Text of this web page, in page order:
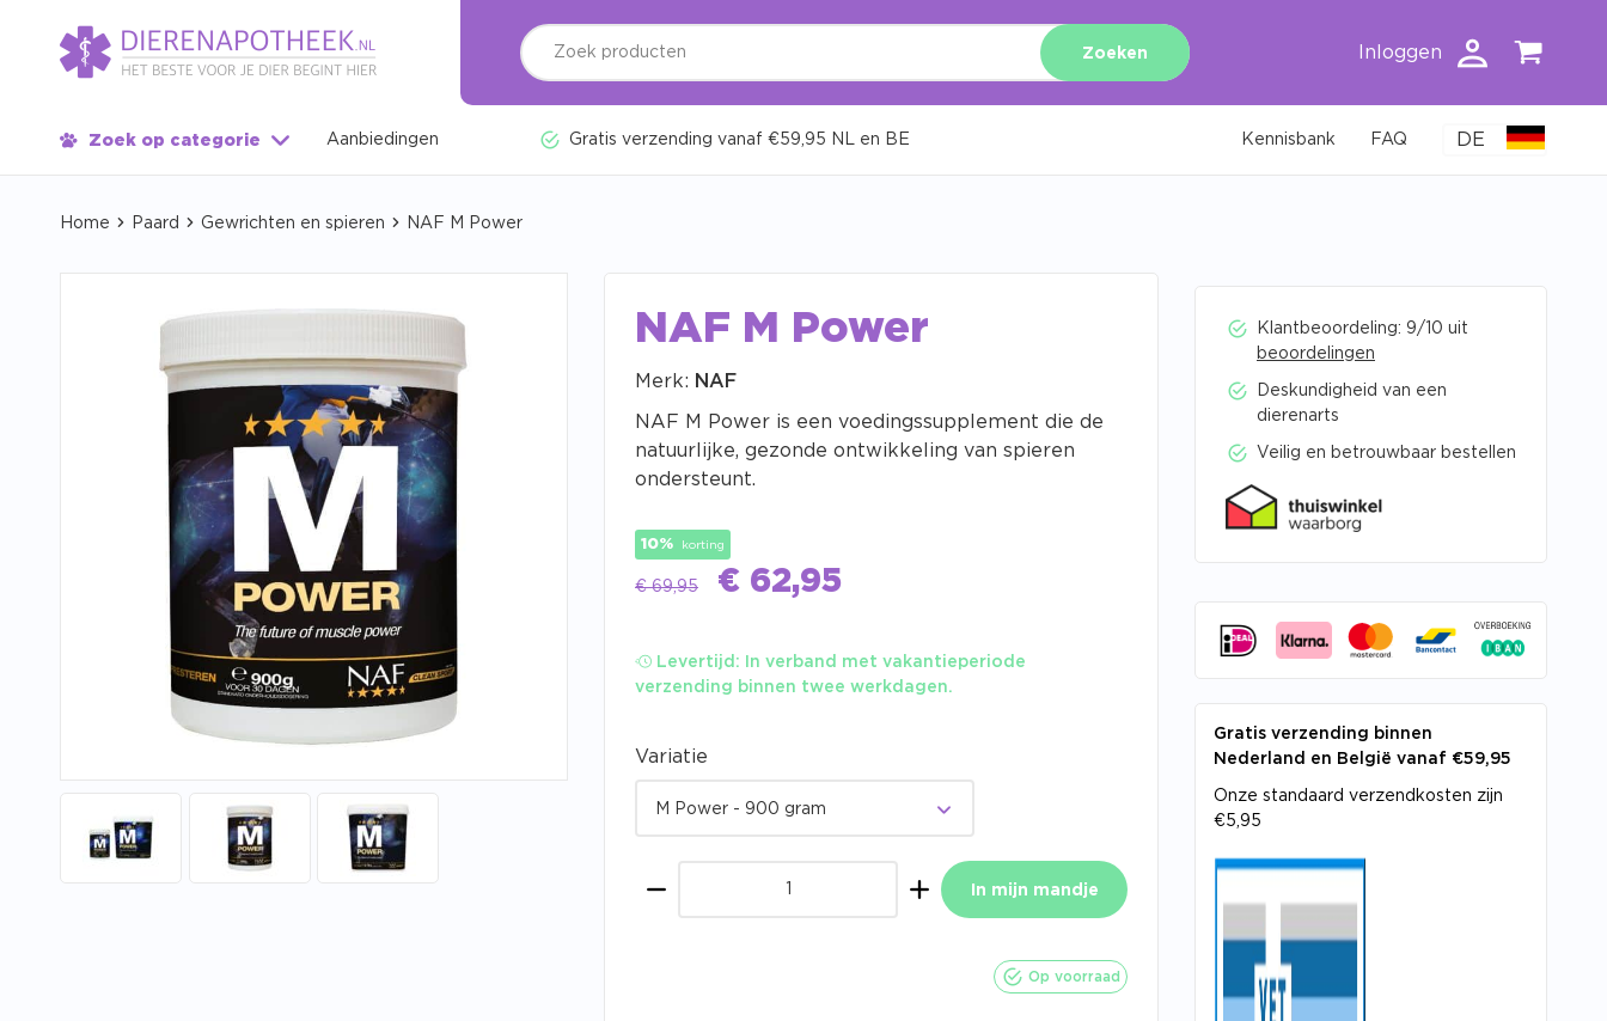
Zoeken Inloggen
Zoek op categorie Aanbiedingen Gratis verzending vanaf €59,95 NL en BE Kennisbank FAQ DE
Home Paard Gewrichten en spieren NAF M Power
NAF M Power
Merk: NAF
NAF M Power is een voedingssupplement die de
natuurlijke, gezonde ontwikkeling van spieren
ondersteunt.
10% korting
€69,95 € 62,95
Levertijd:
In verband met vakantieperiode
verzending binnen twee werkdagen.
Variatie
M Power - 900 gram
In mijn mandje
Op voorraad
Klantbeoordeling: 9/10 uit
beoordelingen
Deskundigheid van een
dierenarts
Veilig en betrouwbaar bestellen
Gratis verzending binnen
Nederland en België vanaf €59,95
Onze standaard verzendkosten zijn
€5,95